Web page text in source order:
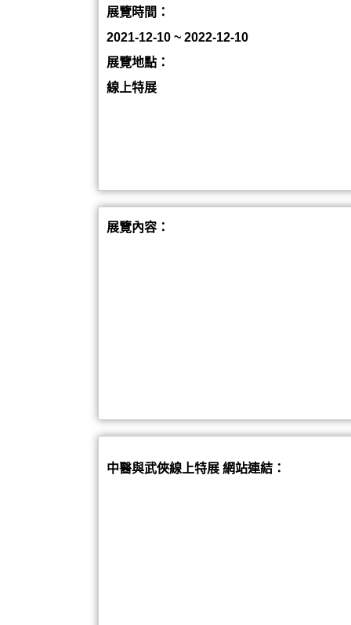
展覽時間：
2021-12-10 ~ 2022-12-10
展覽地點：
線上特展
展覽內容：
中醫與武俠線上特展 網站連結：